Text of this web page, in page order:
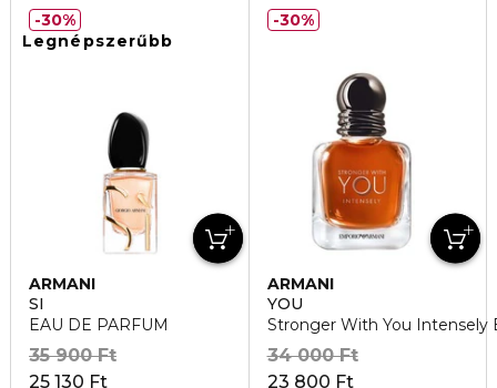
Legnépszerűbb
ARMANI
SI
EAU DE PARFUM
25 130 Ft
35 900 Ft
30%
ARMANI
YOU
Stronger With You Intensely
23 800 Ft
34 000 Ft
30%